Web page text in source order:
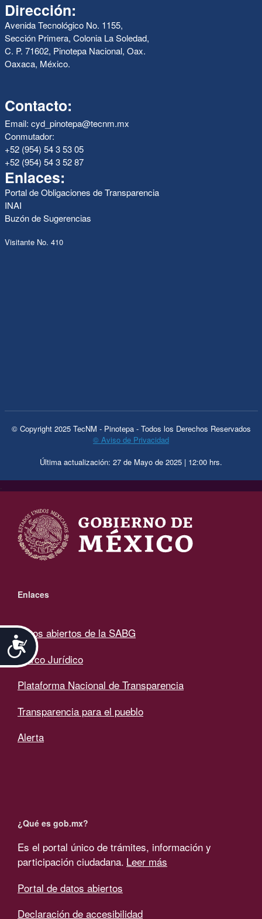
Accesibilidad
Dirección:
Avenida Tecnológico No. 1155,
Sección Primera, Colonia La Soledad,
C. P. 71602, Pinotepa Nacional, Oax.
Oaxaca, México.
Contacto:
Email: cyd_pinotepa@tecnm.mx
Conmutador:
+52 (954) 54 3 53 05
+52 (954) 54 3 52 87
Enlaces:
Portal de Obligaciones de Transparencia
INAI
Buzón de Sugerencias
Visitante No. 410
© Copyright 2025 TecNM - Pinotepa - Todos los Derechos Reservados
© Aviso de Privacidad
Última actualización: 27 de Mayo de 2025 | 12:00 hrs.
.
Enlaces
Datos abiertos de la SABG
Marco Jurídico
Plataforma Nacional de Transparencia
Transparencia para el pueblo
Alerta
¿Qué es gob.mx?
Es el portal único de trámites, información y
participación ciudadana. Leer más
Portal de datos abiertos
Declaración de accesibilidad